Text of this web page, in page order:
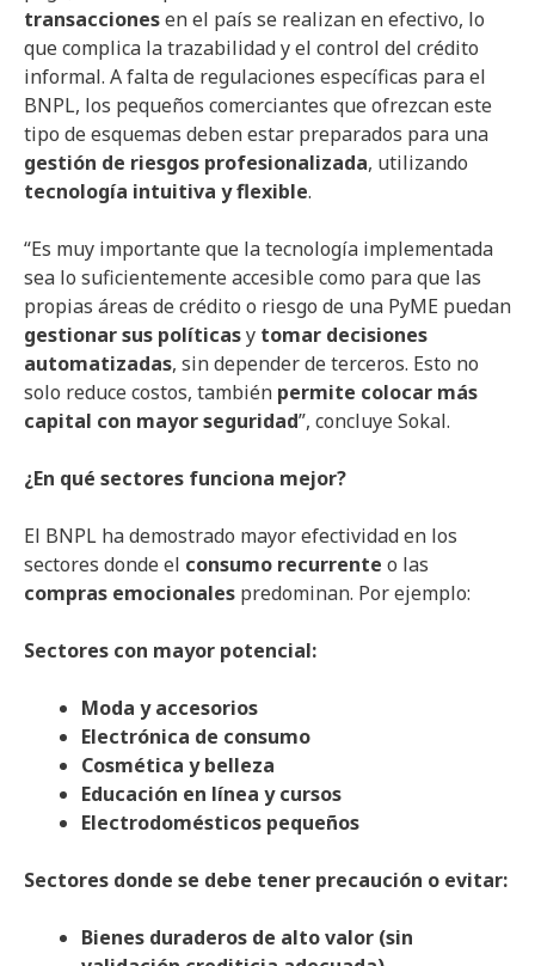
transaccionesen el país se realizan en efectivo, lo
que complica la trazabilidad y el control del crédito
informal. A falta de regulaciones específicas para el
BNPL, los pequeños comerciantes que ofrezcan este
tipo de esquemas deben estar preparados para una
gestión de riesgos profesionalizada, utilizando
tecnología intuitiva y flexible.
“Es muy importante que la tecnología implementada
sea lo suficientemente accesible como para que las
propias áreas de crédito o riesgo de una PyME puedan
gestionar sus políticasy tomar decisiones
automatizadas, sin depender de terceros. Esto no
solo reduce costos, también permite colocar más
capital con mayor seguridad”, concluye Sokal.
¿En qué sectores funciona mejor?
El BNPL ha demostrado mayor efectividad en los
sectores donde el consumo recurrente o las
compras emocionales predominan. Por ejemplo:
Sectores con mayor potencial:
Moda y accesorios
Electrónica de consumo
Cosmética y belleza
Educación en línea y cursos
Electrodomésticos pequeños
Sectores donde se debe tener precaución o evitar:
Bienes duraderos de alto valor (sin